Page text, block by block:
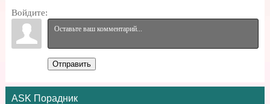
Войдите:
Отправить
ASK Порадник